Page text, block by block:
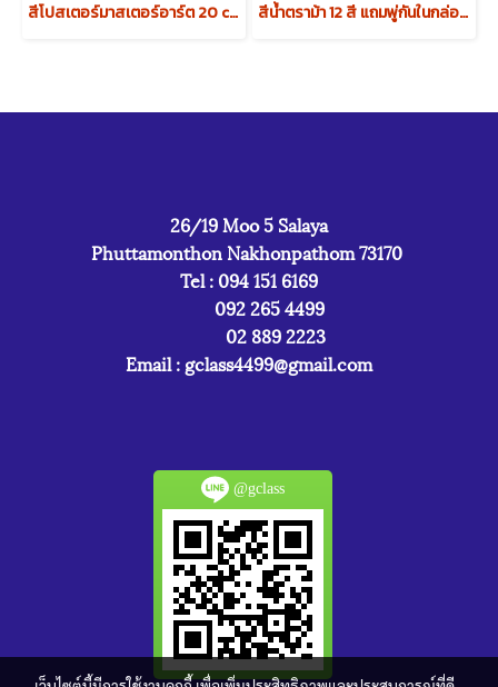
สีโปสเตอร์มาสเตอร์อาร์ต 20 cc (1โหล) สีน้ำตราม้า 12 สี แถมพู่กันในกล่อง (1โหล)
26/19 Moo 5 Salaya
Phuttamonthon Nakhonpathom 73170
Tel : 094 151 6169
092 265 4499
02 889 2223
Email : gclass4499@gmail.com
@gclass